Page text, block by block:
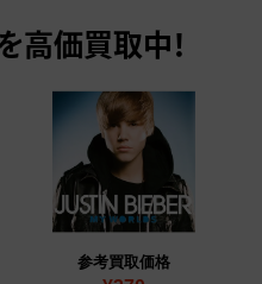
高価買取中！
参考買取価格